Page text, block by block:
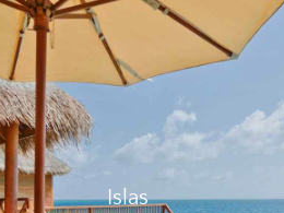
Islas